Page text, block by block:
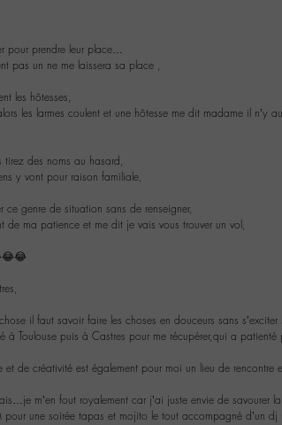
pour prendre leur place…
pas un ne me laissera sa place ,
les hôtesses,
les larmes coulent et une hôtesse me dit madame il n’y
des noms au hasard,
y vont pour raison familiale,
genre de situation sans de renseigner,
de ma patience et me dit je vais vous trouver un vol,
il faut savoir faire les choses en douceurs sans
à Toulouse puis à Castres pour me récupérer,qui a patienté
et de créativité est également pour moi un lieu de rencontre
m’en fout royalement car j’ai juste envie de savourer
une soirée tapas et mojito le tout accompagné d’un